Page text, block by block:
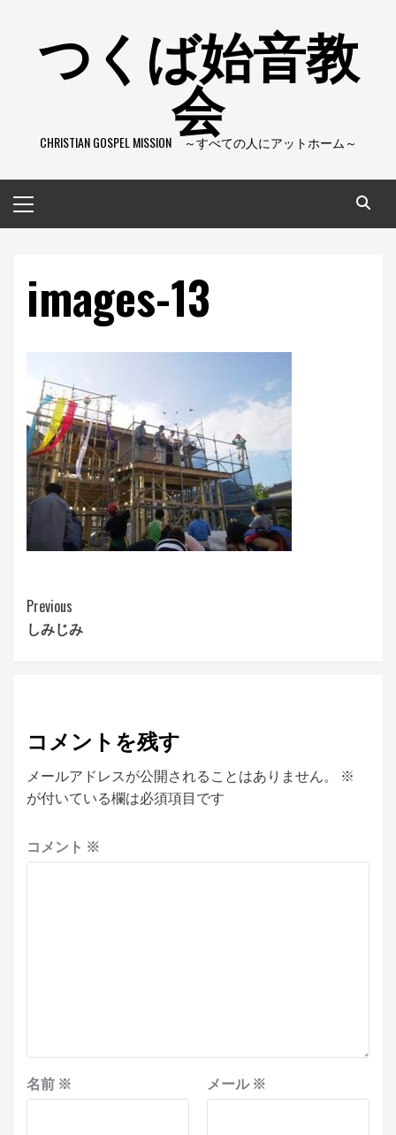
つくば始音教
会
CHRISTIAN GOSPEL MISSION ～すべての人にアットホーム～
イ
ン
images-13
Continue
Reading
Previous
しみじみ
コメントを残す
メールアドレスが公開されることはありません。
※
が付いている欄は必須項目です
コメント ※
名前 ※ メール ※